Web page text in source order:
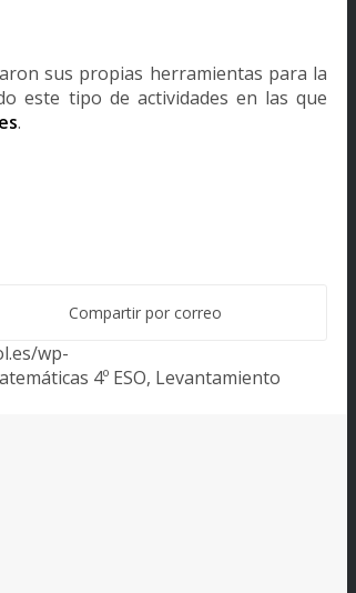
sus propias herramientas para la
este tipo de actividades en las que
.
Compartir por correo
wp-
4º ESO, Levantamiento